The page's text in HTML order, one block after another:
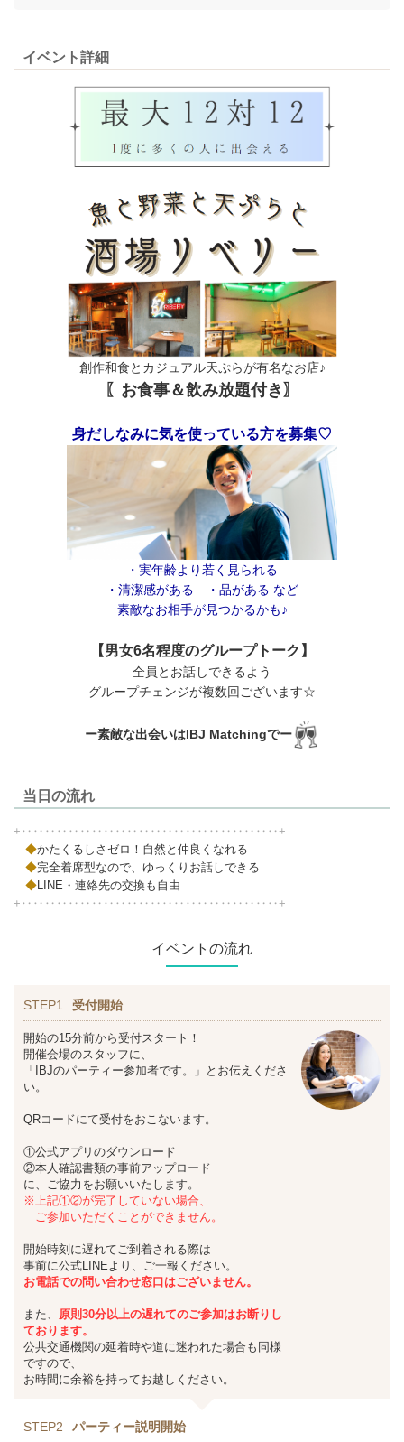
イベント詳細
創作和食とカジュアル天ぷらが有名なお店♪
〖お食事＆飲み放題付き〗
身だしなみに気を使っている方を募集♡
・実年齢より若く見られる
・清潔感がある ・品がある など
素敵なお相手が見つかるかも♪
【男女6名程度のグループトーク】
全員とお話しできるよう
グループチェンジが複数回ございます☆
ー素敵な出会いはIBJ Matchingでー
当日の流れ
+‥‥‥‥‥‥‥‥‥‥‥‥‥‥‥‥‥‥‥‥‥‥+
◆かたくるしさゼロ！自然と仲良くなれる
◆完全着席型なので、ゆっくりお話しできる
◆LINE・連絡先の交換も自由
+‥‥‥‥‥‥‥‥‥‥‥‥‥‥‥‥‥‥‥‥‥‥+
イベントの流れ
STEP1 受付開始
開始の15分前から受付スタート！
開催会場のスタッフに、
「IBJのパーティー参加者です。」とお伝えくださ
い。
QRコードにて受付をおこないます。
①公式アプリのダウンロード
②本人確認書類の事前アップロード
に、ご協力をお願いいたします。
※上記①②が完了していない場合、
ご参加いただくことができません。
開始時刻に遅れてご到着される際は
事前に公式LINEより、ご一報ください。
お電話での問い合わせ窓口はございません。
また、 原則30分以上の遅れてのご参加はお断りし
ております。
公共交通機関の延着時や道に迷われた場合も同様
ですので、
お時間に余裕を持ってお越しください。
STEP2 パーティー説明開始